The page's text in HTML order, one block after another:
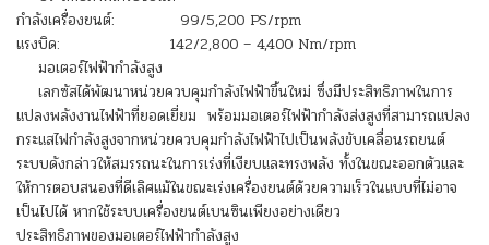
กำลังเครื่องยนต์: 99/5,200 PS/rpm
แรงบิด: 142/2,800 – 4,400 Nm/rpm
มอเตอร์ไฟฟ้ากำลังสูง
เลกซัสได้พัฒนาหน่วยควบคุมกำลังไฟฟ้าขึ้นใหม่ ซึ่งมีประสิทธิภาพในการ
แปลงพลังงานไฟฟ้าที่ยอดเยี่ยม พร้อมมอเตอร์ไฟฟ้ากำลังส่งสูงที่สามารถแปลง
กระแสไฟกำลังสูงจากหน่วยควบคุมกำลังไฟฟ้าไปเป็นพลังขับเคลื่อนรถยนต์
ระบบดังกล่าวให้สมรรถนะในการเร่งที่เงียบและทรงพลัง ทั้งในขณะออกตัวและ
ให้การตอบสนองที่ดีเลิศแม้ในขณะเร่งเครื่องยนต์ด้วยความเร็วในแบบที่ไม่อาจ
เป็นไปได้ หากใช้ระบบเครื่องยนต์เบนซินเพียงอย่างเดียว
ประสิทธิภาพของมอเตอร์ไฟฟ้ากำลังสูง